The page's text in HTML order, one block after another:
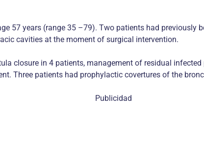
57 years (range 35 –79). Two patients had previously
cavities at the moment of surgical intervention.
closure in 4 patients, management of residual
Three patients had prophylactic covertures of the
Publicidad